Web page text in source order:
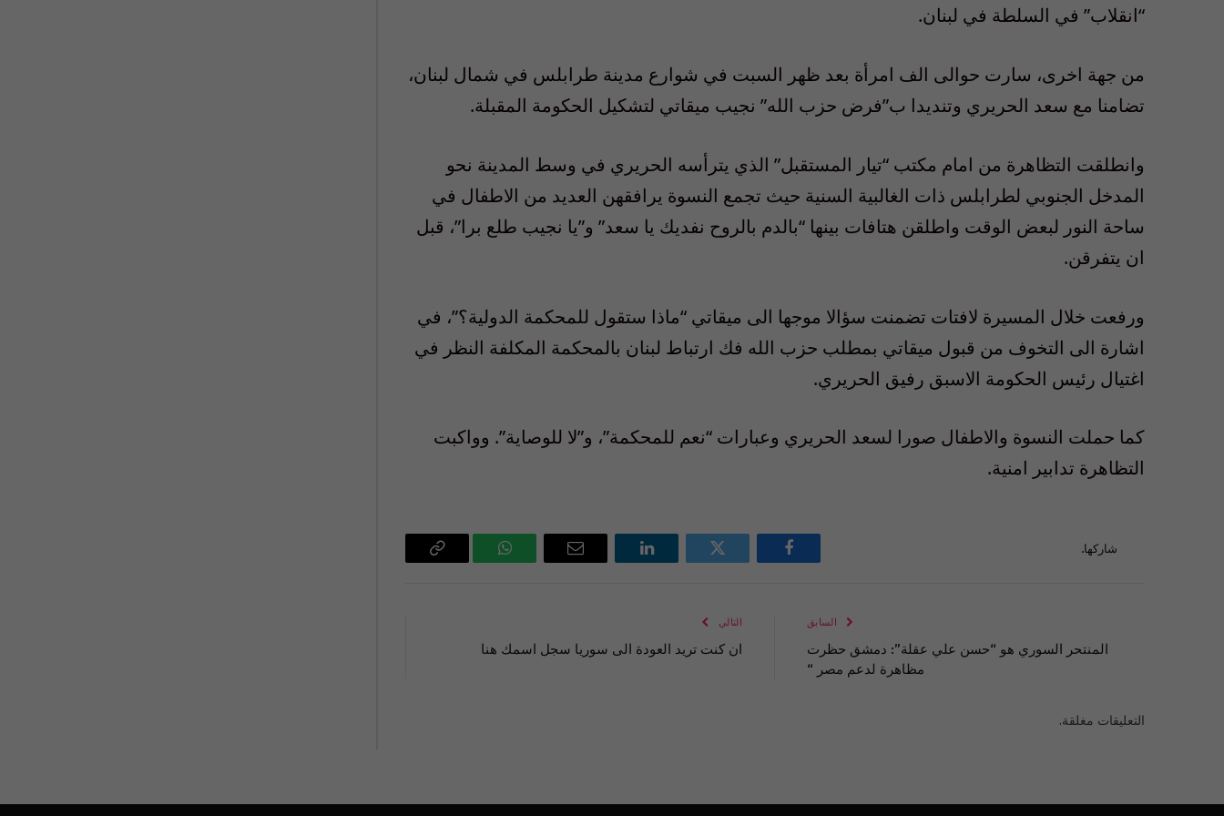
“انقلاب” في السلطة في لبنان.
من جهة اخرى، سارت حوالى الف امرأة بعد ظهر السبت في شوارع مدينة طرابلس في شمال لبنان،
تضامنا مع سعد الحريري وتنديدا ب”فرض حزب الله” نجيب ميقاتي لتشكيل الحكومة المقبلة.
وانطلقت التظاهرة من امام مكتب “تيار المستقبل” الذي يترأسه الحريري في وسط المدينة نحو
المدخل الجنوبي لطرابلس ذات الغالبية السنية حيث تجمع النسوة يرافقهن العديد من الاطفال في
ساحة النور لبعض الوقت واطلقن هتافات بينها “بالدم بالروح نفديك يا سعد” و”يا نجيب طلع برا”، قبل
ان يتفرقن.
ورفعت خلال المسيرة لافتات تضمنت سؤالا موجها الى ميقاتي “ماذا ستقول للمحكمة الدولية؟”، في
اشارة الى التخوف من قبول ميقاتي بمطلب حزب الله فك ارتباط لبنان بالمحكمة المكلفة النظر في
اغتيال رئيس الحكومة الاسبق رفيق الحريري.
كما حملت النسوة والاطفال صورا لسعد الحريري وعبارات “نعم للمحكمة”، و”لا للوصاية”. وواكبت
التظاهرة تدابير امنية.
شاركها.
فيسبوك تويتر لينكدإن
البريد
واتساب
Copy
السابق
المنتحر السوري هو “حسن علي عقلة”: دمشق حظرت
مظاهرة لدعم مصر “
التالي
ان كنت تريد العودة الى سوريا سجل اسمك هنا
التعليقات مغلقة.